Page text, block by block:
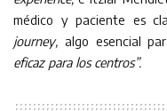
médico y paciente es
journey, algo esencial
eficaz para los centros”.